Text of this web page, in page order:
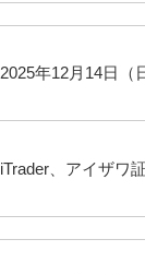
2025年12月14日
iTrader、アイザワ